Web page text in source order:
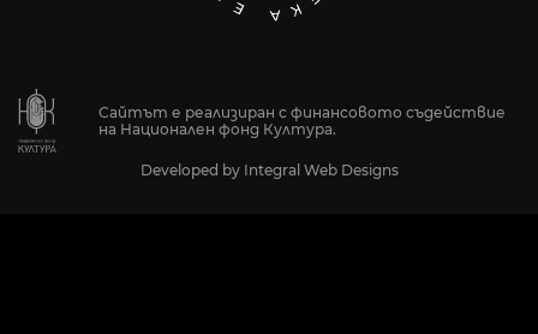
Сайтът е реализиран с финансовото съдействие
на Национален фонд Култура.
Developed by Integral Web Designs